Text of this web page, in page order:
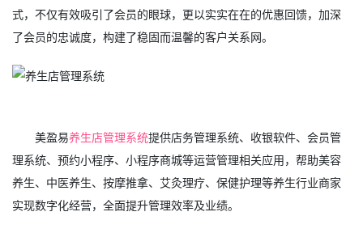
式，不仅有效吸引了会员的眼球，更以实实在在的优惠回馈，加深
了会员的忠诚度，构建了稳固而温馨的客户关系网。
美盈易养生店管理系统提供店务管理系统、收银软件、会员管
理系统、预约小程序、小程序商城等运营管理相关应用，帮助美容
养生、中医养生、按摩推拿、艾灸理疗、保健护理等养生行业商家
实现数字化经营，全面提升管理效率及业绩。